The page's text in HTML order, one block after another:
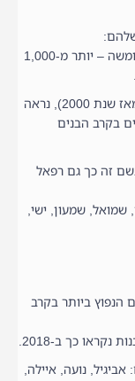
נועם, לביא, יוסף, אורי, איתן, דניאל, יהודה ומשה – יותר מ-1,000
בבדיקה מסכמת של 18 השנים האחרונות (מאז שנת 2000), נראה
בקרב הבנים
שנקראו בשם זה כך גם רפאל
שמואל, שמעון, ישי,
ביותר בקרב
נועה, איילה,